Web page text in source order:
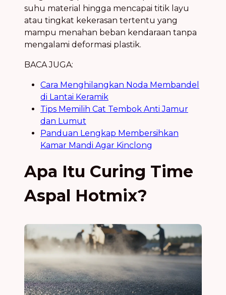
suhu material hingga mencapai titik layu
atau tingkat kekerasan tertentu yang
mampu menahan beban kendaraan tanpa
mengalami deformasi plastik.
BACA JUGA:
Cara Menghilangkan Noda Membandel
di Lantai Keramik
Tips Memilih Cat Tembok Anti Jamur
dan Lumut
Panduan Lengkap Membersihkan
Kamar Mandi Agar Kinclong
Apa Itu Curing Time
Aspal Hotmix?